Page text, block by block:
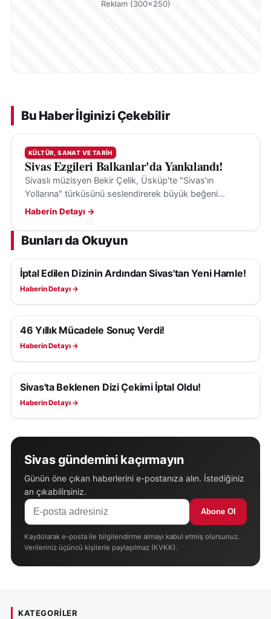
Reklam (300×250)
Bu Haber İlginizi Çekebilir
KÜLTÜR, SANAT VE TARIH
Sivas Ezgileri Balkanlar'da Yankılandı!
Sivaslı müzisyen Bekir Çelik, Üsküp'te "Sivas'ın
Yollarına" türküsünü seslendirerek büyük beğeni
topladı ve Sivas'ın kültürel mirasını tanıttı.
Haberin Detayı →
Bunları da Okuyun
KÜLTÜR, SANAT VE TARIH
İptal Edilen Dizinin Ardından Sivas'tan Yeni Hamle!
Haberin Detayı →
KÜLTÜR, SANAT VE TARIH
46 Yıllık Mücadele Sonuç Verdi!
Haberin Detayı →
KÜLTÜR, SANAT VE TARIH
Sivas'ta Beklenen Dizi Çekimi İptal Oldu!
Haberin Detayı →
Sivas gündemini kaçırmayın
Günün öne çıkan haberlerini e-postanıza alın. İstediğiniz
an çıkabilirsiniz.
Abone Ol
Kaydolarak e-posta ile bilgilendirme almayı kabul etmiş olursunuz.
Verileriniz üçüncü kişilerle paylaşılmaz (KVKK).
KATEGORILER